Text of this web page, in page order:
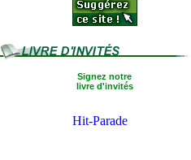
Signez notre
livre d'invités